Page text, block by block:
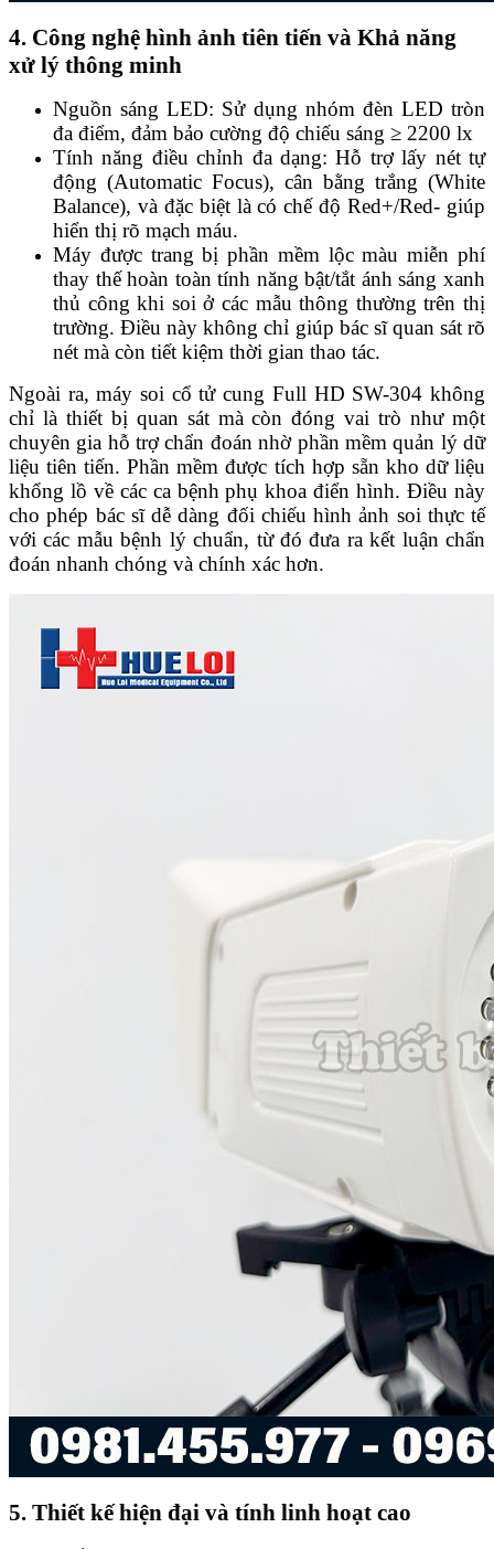
4. Công nghệ hình ảnh tiên tiến và Khả năng
xử lý thông minh
Nguồn sáng LED: Sử dụng nhóm đèn LED tròn
đa điểm, đảm bảo cường độ chiếu sáng ≥ 2200 lx
Tính năng điều chỉnh đa dạng: Hỗ trợ lấy nét tự
động (Automatic Focus), cân bằng trắng (White
Balance), và đặc biệt là có chế độ Red+/Red- giúp
hiển thị rõ mạch máu.
Máy được trang bị phần mềm lộc màu miễn phí
thay thế hoàn toàn tính năng bật/tắt ánh sáng xanh
thủ công khi soi ở các mẫu thông thường trên thị
trường. Điều này không chỉ giúp bác sĩ quan sát rõ
nét mà còn tiết kiệm thời gian thao tác.
Ngoài ra, máy soi cổ tử cung Full HD SW-304 không
chỉ là thiết bị quan sát mà còn đóng vai trò như một
chuyên gia hỗ trợ chẩn đoán nhờ phần mềm quản lý dữ
liệu tiên tiến. Phần mềm được tích hợp sẵn kho dữ liệu
khổng lồ về các ca bệnh phụ khoa điển hình. Điều này
cho phép bác sĩ dễ dàng đối chiếu hình ảnh soi thực tế
với các mẫu bệnh lý chuẩn, từ đó đưa ra kết luận chẩn
đoán nhanh chóng và chính xác hơn.
5. Thiết kế hiện đại và tính linh hoạt cao